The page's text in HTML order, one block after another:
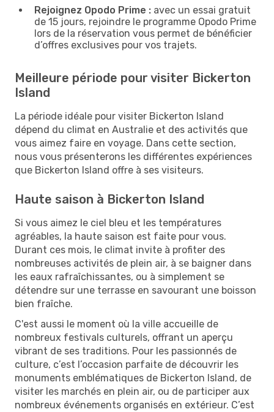
Rejoignez Opodo Prime : avec un essai gratuit
de 15 jours, rejoindre le programme Opodo Prime
lors de la réservation vous permet de bénéficier
d’offres exclusives pour vos trajets.
Meilleure période pour visiter Bickerton
Island
La période idéale pour visiter Bickerton Island
dépend du climat en Australie et des activités que
vous aimez faire en voyage. Dans cette section,
nous vous présenterons les différentes expériences
que Bickerton Island offre à ses visiteurs.
Haute saison à Bickerton Island
Si vous aimez le ciel bleu et les températures
agréables, la haute saison est faite pour vous.
Durant ces mois, le climat invite à profiter des
nombreuses activités de plein air, à se baigner dans
les eaux rafraîchissantes, ou à simplement se
détendre sur une terrasse en savourant une boisson
bien fraîche.
C'est aussi le moment où la ville accueille de
nombreux festivals culturels, offrant un aperçu
vibrant de ses traditions. Pour les passionnés de
culture, c’est l’occasion parfaite de découvrir les
monuments emblématiques de Bickerton Island, de
visiter les marchés en plein air, ou de participer aux
nombreux événements organisés en extérieur. C’est